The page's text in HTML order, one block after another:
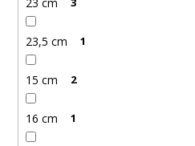
23,5 cm 1
15 cm 2
16 cm 1